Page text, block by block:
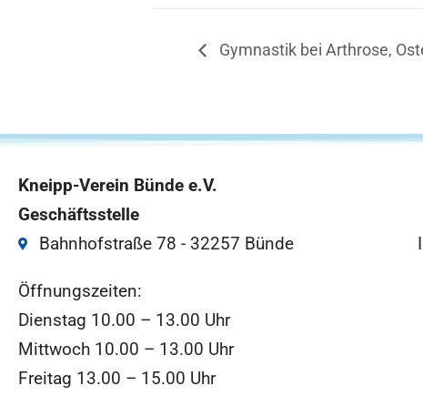
Gymnastik bei Arthrose,
Kneipp-Verein Bünde e.V.
Geschäftsstelle
Bahnhofstraße 78 - 32257 Bünde
Öffnungszeiten:
Dienstag 10.00 – 13.00 Uhr
Mittwoch 10.00 – 13.00 Uhr
Freitag 13.00 – 15.00 Uhr